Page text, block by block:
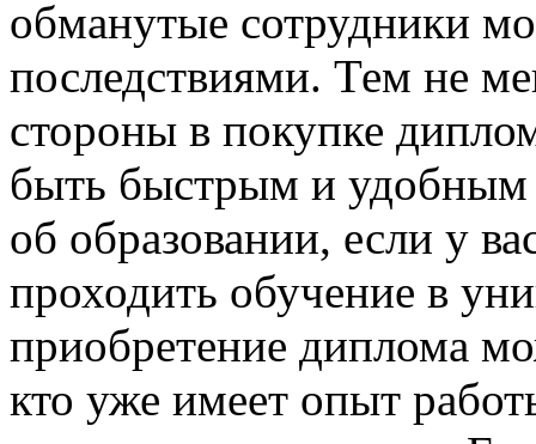
обманутые сотрудники
последствиями. Тем не
стороны в покупке
быть быстрым и удобным
об образовании, если у
проходить обучение в
приобретение диплома
кто уже имеет опыт